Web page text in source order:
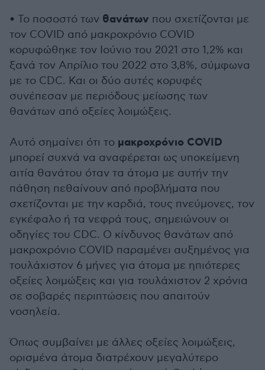
• Το ποσοστό των θανάτων που σχετίζονται με
τον COVID από μακροχρόνιο COVID
κορυφώθηκε τον Ιούνιο του 2021 στο 1,2% και
ξανά τον Απρίλιο του 2022 στο 3,8%, σύμφωνα
με το CDC. Και οι δύο αυτές κορυφές
συνέπεσαν με περιόδους μείωσης των
θανάτων από οξείες λοιμώξεις.
Αυτό σημαίνει ότι το μακροχρόνιο COVID
μπορεί συχνά να αναφέρεται ως υποκείμενη
αιτία θανάτου όταν τα άτομα με αυτήν την
πάθηση πεθαίνουν από προβλήματα που
σχετίζονται με την καρδιά, τους πνεύμονες, τον
εγκέφαλο ή τα νεφρά τους, σημειώνουν οι
οδηγίες του CDC. Ο κίνδυνος θανάτων από
μακροχρόνιο COVID παραμένει αυξημένος για
τουλάχιστον 6 μήνες για άτομα με ηπιότερες
οξείες λοιμώξεις και για τουλάχιστον 2 χρόνια
σε σοβαρές περιπτώσεις που απαιτούν
νοσηλεία.
Όπως συμβαίνει με άλλες οξείες λοιμώξεις,
ορισμένα άτομα διατρέχουν μεγαλύτερο